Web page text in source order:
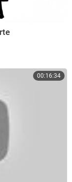
00:16:34